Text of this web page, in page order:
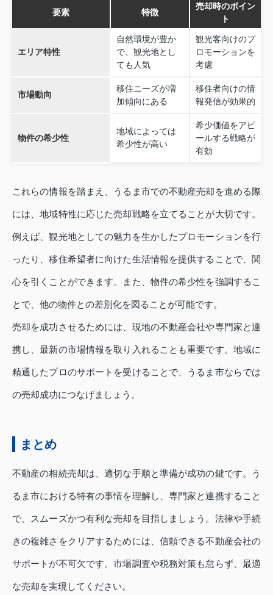
要素 特徴
売却時のポイン
ト
エリア特性
自然環境が豊か
で、観光地とし
ても人気
観光客向けのプ
ロモーションを
考慮
市場動向
移住ニーズが増
加傾向にある
移住者向けの情
報発信が効果的
物件の希少性
地域によっては
希少性が高い
希少価値をアピ
ールする戦略が
有効
これらの情報を踏まえ、うるま市での不動産売却を進める際
には、地域特性に応じた売却戦略を立てることが大切です。
例えば、観光地としての魅力を生かしたプロモーションを行
ったり、移住希望者に向けた生活情報を提供することで、関
心を引くことができます。また、物件の希少性を強調するこ
とで、他の物件との差別化を図ることが可能です。
売却を成功させるためには、現地の不動産会社や専門家と連
携し、最新の市場情報を取り入れることも重要です。地域に
精通したプロのサポートを受けることで、うるま市ならでは
の売却成功につなげましょう。
まとめ
不動産の相続売却は、適切な手順と準備が成功の鍵です。う
るま市における特有の事情を理解し、専門家と連携すること
で、スムーズかつ有利な売却を目指しましょう。法律や手続
きの複雑さをクリアするためには、信頼できる不動産会社の
サポートが不可欠です。市場調査や税務対策も怠らず、最適
な売却を実現してください。